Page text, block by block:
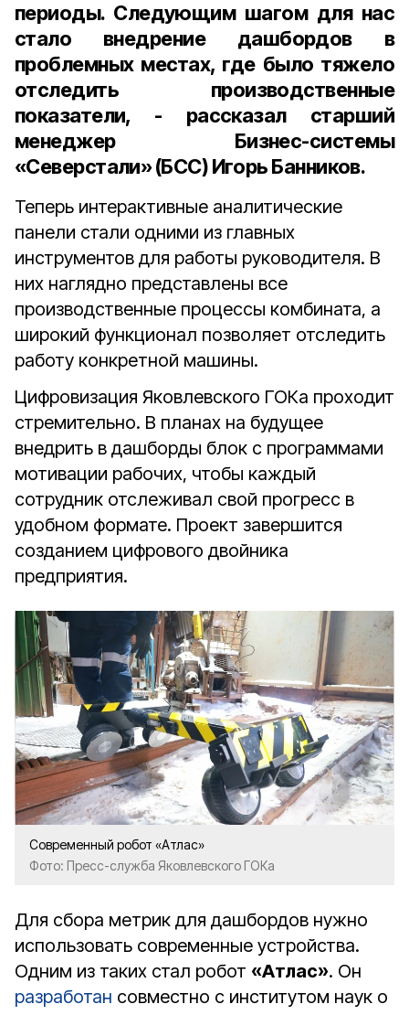
периоды. Следующим шагом для нас
стало внедрение дашбордов в
проблемных местах, где было тяжело
отследить производственные
показатели, - рассказал старший
менеджер Бизнес-системы
«Северстали» (БСС) Игорь Банников.
Теперь интерактивные аналитические
панели стали одними из главных
инструментов для работы руководителя. В
них наглядно представлены все
производственные процессы комбината, а
широкий функционал позволяет отследить
работу конкретной машины.
Цифровизация Яковлевского ГОКа проходит
стремительно. В планах на будущее
внедрить в дашборды блок с программами
мотивации рабочих, чтобы каждый
сотрудник отслеживал свой прогресс в
удобном формате. Проект завершится
созданием цифрового двойника
предприятия.
Современный робот «Атлас»
Фото: Пресс-служба Яковлевского ГОКа
Для сбора метрик для дашбордов нужно
использовать современные устройства.
Одним из таких стал робот «Атлас». Он
разработан совместно с институтом наук о